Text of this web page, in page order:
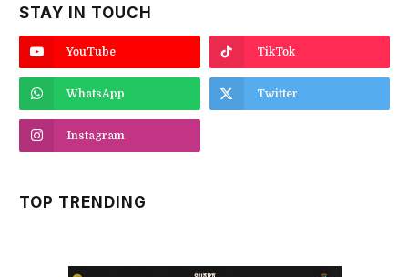
STAY IN TOUCH
YouTube TikTok
WhatsApp Twitter
Instagram
TOP TRENDING